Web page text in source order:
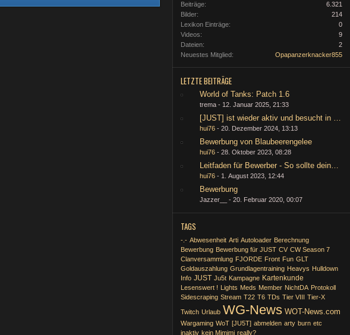
Beiträge
6.321
Bilder
214
Lexikon Einträge
0
Videos
9
Dateien
2
Neuestes Mitglied
Opapanzerknacker855
LETZTE BEITRÄGE
World of Tanks: Patch 1.6
trema - 12. Januar 2025, 21:33
[JUST] ist wieder aktiv und besucht in
hui76 - 20. Dezember 2024, 13:13
Bewerbung von Blaubeerengelee
hui76 - 28. Oktober 2023, 08:28
Leitfaden für Bewerber - So sollte deine
hui76 - 1. August 2023, 12:44
Bewerbung
Jazzer__ - 20. Februar 2020, 00:07
TAGS
-.- Abwesenheit Arti Autoloader Berechnung
Bewerbung Bewerbung für JUST CV CW Season 7
Clanversammlung FJORDE Front Fun GLT
Goldauszahlung Grundlagentraining Heavys Hulldown
Info JUST Ju5t Kampagne Kartenkunde
Lesenswert ! Lights Meds Member NichtDA Protokoll
Sidescraping Stream T22 T6 TDs Tier VIII Tier-X
Twitch Urlaub WG-News WOT-News.com
Wargaming WoT [JU5T] abmelden arty burn etc
inaktiv kein Mimimi really?